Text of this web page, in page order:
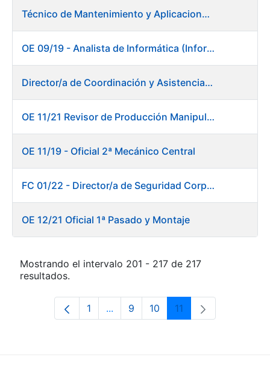
Técnico de Mantenimiento y Aplicaciones Industriales - Centro de trabajo de Burgos
OE 09/19 - Analista de Informática (Informática)
Director/a de Coordinación y Asistencia Técnica a la Presidencia -Dirección General
OE 11/21 Revisor de Producción Manipulado Timbre
OE 11/19 - Oficial 2ª Mecánico Central
FC 01/22 - Director/a de Seguridad Corporativa
OE 12/21 Oficial 1ª Pasado y Montaje
Mostrando el intervalo 201 - 217 de 217
resultados.
Página
1 ...Páginas intermedias Use TAB para
Página
9 Página
10 Página
11